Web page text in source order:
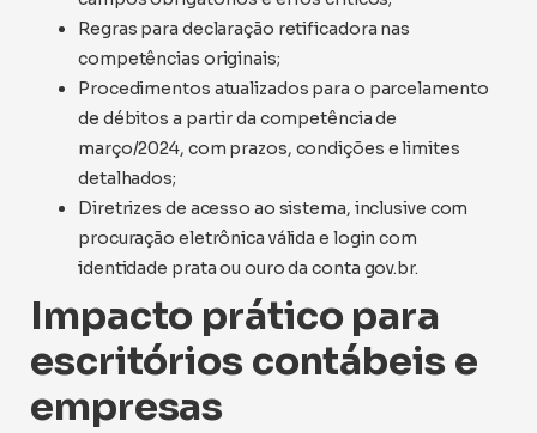
Regras para declaração retificadora nas
competências originais;
Procedimentos atualizados para o parcelamento
de débitos a partir da competência de
março/2024, com prazos, condições e limites
detalhados;
Diretrizes de acesso ao sistema, inclusive com
procuração eletrônica válida e login com
identidade prata ou ouro da conta gov.br.
Impacto prático para
escritórios contábeis e
empresas